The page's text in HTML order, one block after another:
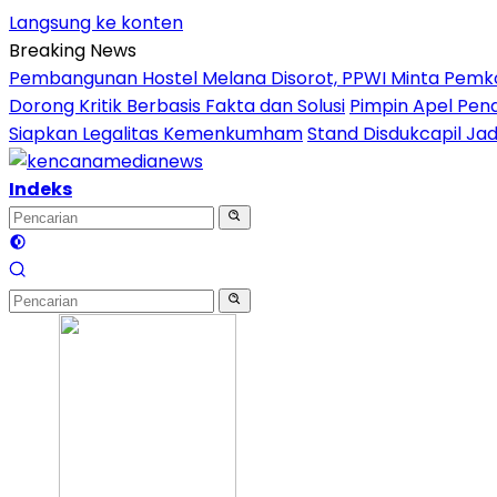
Langsung ke konten
Breaking News
Pembangunan Hostel Melana Disorot, PPWI Minta
Dorong Kritik Berbasis Fakta dan Solusi Pimpin Apel
Siapkan Legalitas KemenkumhamStand Disdukcapil
Indeks